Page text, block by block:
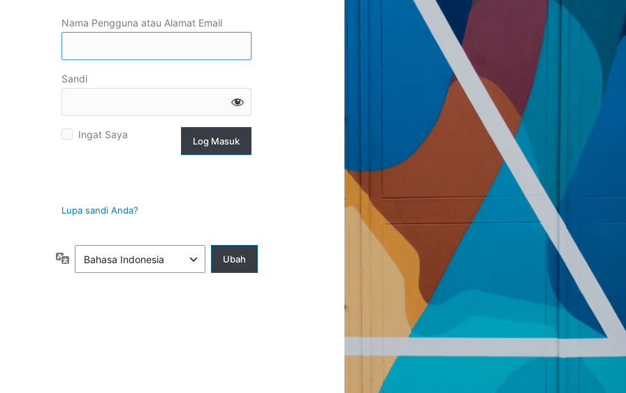
Nama Pengguna atau Alamat Email
Sandi
Ingat Saya
Lupa sandi Anda?
Bahasa